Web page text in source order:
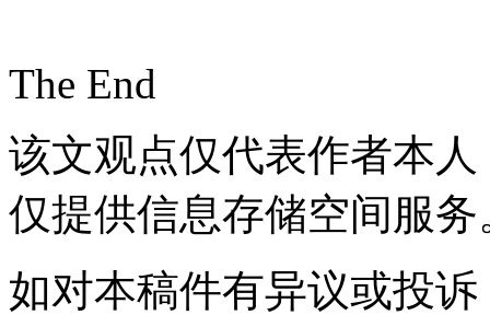
The End
该文观点仅代表作者本
仅提供信息存储空间服务
如对本稿件有异议或投诉